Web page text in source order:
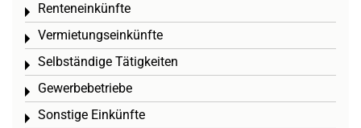
Renteneinkünfte
Toggle menu
Vermietungseinkünfte
Toggle menu
Selbständige Tätigkeiten
Toggle menu
Gewerbebetriebe
Toggle menu
Sonstige Einkünfte
Toggle menu